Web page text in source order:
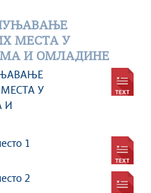
МЕСТА У
И ОМЛАДИНЕ
У
И
1
2